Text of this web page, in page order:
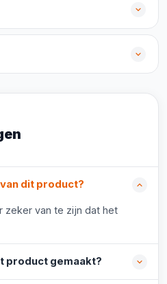
dit product?
zeker van te zijn dat het
product gemaakt?